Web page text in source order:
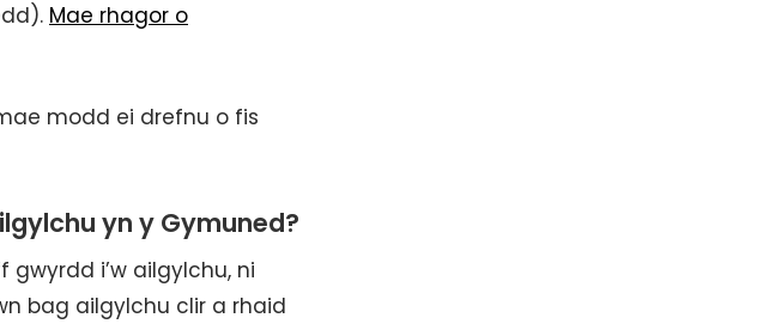
Mae rhagor o
modd ei drefnu o fis
yn y Gymuned?
gwyrdd i’w ailgylchu, ni
bag ailgylchu clir a rhaid